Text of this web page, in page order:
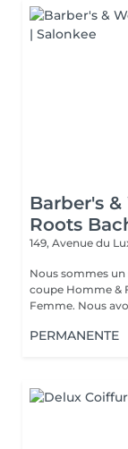
Barber's
Roots
149, Avenue du
Nous sommes un
coupe Homme &
Femme.
PERMANENTE